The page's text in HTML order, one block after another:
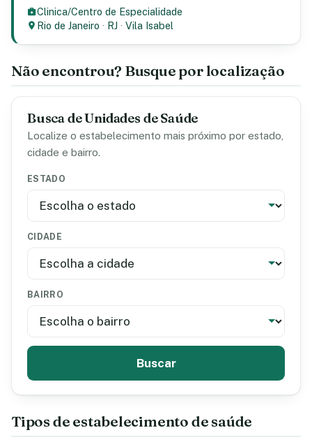
Clinica/Centro de Especialidade
Rio de Janeiro · RJ ·Vila Isabel
Não encontrou? Busque por localização
Busca de Unidades de Saúde
Localize o estabelecimento mais próximo por estado,
cidade e bairro.
ESTADO
CIDADE
BAIRRO
Buscar
Tipos de estabelecimento de saúde